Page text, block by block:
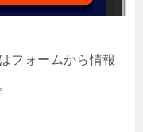
フォームから情報